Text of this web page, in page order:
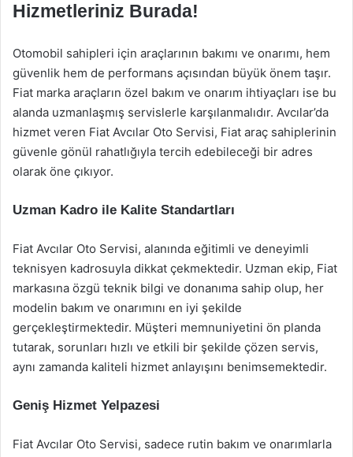
Hizmetleriniz Burada!
Otomobil sahipleri için araçlarının bakımı ve onarımı, hem
güvenlik hem de performans açısından büyük önem taşır.
Fiat marka araçların özel bakım ve onarım ihtiyaçları ise bu
alanda uzmanlaşmış servislerle karşılanmalıdır. Avcılar’da
hizmet veren Fiat Avcılar Oto Servisi, Fiat araç sahiplerinin
güvenle gönül rahatlığıyla tercih edebileceği bir adres
olarak öne çıkıyor.
Uzman Kadro ile Kalite Standartları
Fiat Avcılar Oto Servisi, alanında eğitimli ve deneyimli
teknisyen kadrosuyla dikkat çekmektedir. Uzman ekip, Fiat
markasına özgü teknik bilgi ve donanıma sahip olup, her
modelin bakım ve onarımını en iyi şekilde
gerçekleştirmektedir. Müşteri memnuniyetini ön planda
tutarak, sorunları hızlı ve etkili bir şekilde çözen servis,
aynı zamanda kaliteli hizmet anlayışını benimsemektedir.
Geniş Hizmet Yelpazesi
Fiat Avcılar Oto Servisi, sadece rutin bakım ve onarımlarla